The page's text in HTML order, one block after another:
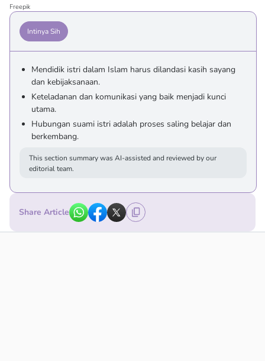
Freepik
Intinya Sih
Mendidik istri dalam Islam harus dilandasi kasih sayang
dan kebijaksanaan.
Keteladanan dan komunikasi yang baik menjadi kunci
utama.
Hubungan suami istri adalah proses saling belajar dan
berkembang.
This section summary was AI-assisted and reviewed by our
editorial team.
Share Article